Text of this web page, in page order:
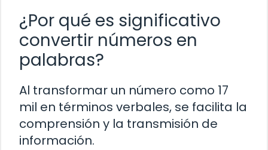
¿Por qué es significativo
convertir números en
palabras?
Al transformar un número como 17
mil en términos verbales, se facilita la
comprensión y la transmisión de
información.